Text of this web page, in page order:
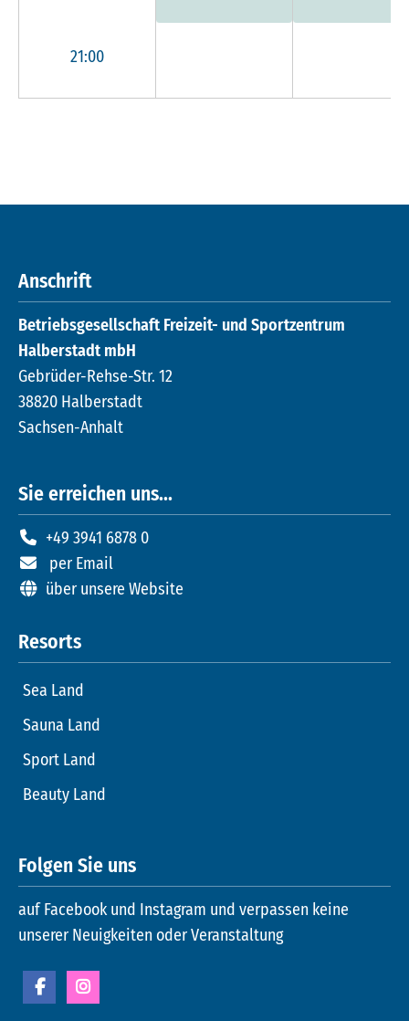
21:00
Anschrift
Betriebsgesellschaft Freizeit- und Sportzentrum
Halberstadt mbH
Gebrüder-Rehse-Str. 12
38820 Halberstadt
Sachsen-Anhalt
Sie erreichen uns...
+49 3941 6878 0
per Email
über unsere Website
Resorts
Sea Land
Sauna Land
Sport Land
Beauty Land
Folgen Sie uns
auf Facebook und Instagram und verpassen keine
unserer Neuigkeiten oder Veranstaltung